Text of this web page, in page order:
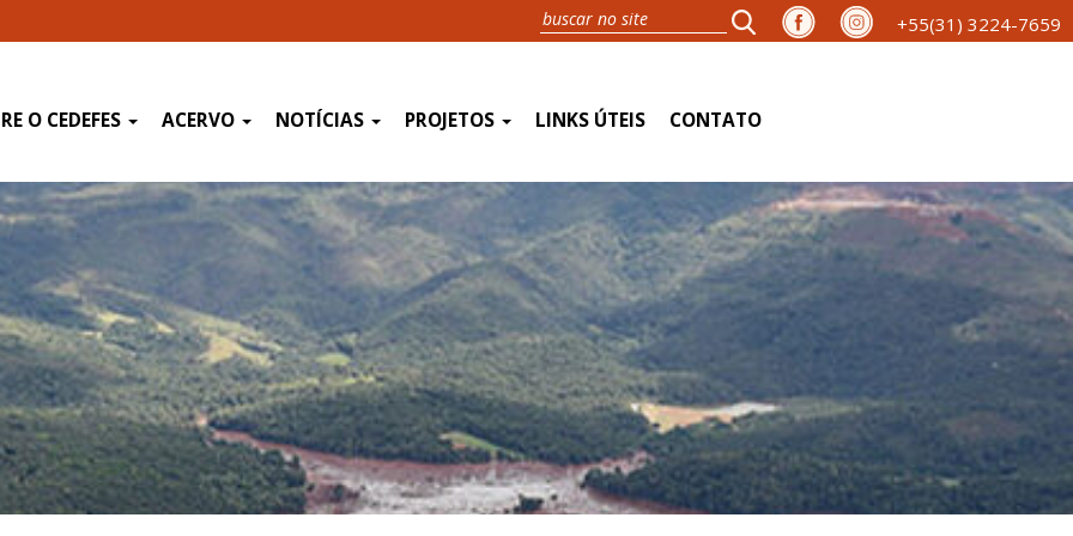
+55(31) 3224-7659
O CEDEFES ACERVO NOTÍCIAS PROJETOS LINKS ÚTEIS CONTATO